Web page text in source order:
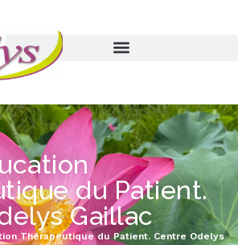
du Patient.
Gaillac
Thérapeutique du Patient. Centre Odelys